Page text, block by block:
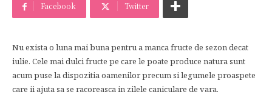
Facebook Twitter
Nu exista o luna mai buna pentru a manca fructe de sezon decat
iulie. Cele mai dulci fructe pe care le poate produce natura sunt
acum puse la dispozitia oamenilor precum si legumele proaspete
care ii ajuta sa se racoreasca in zilele caniculare de vara.